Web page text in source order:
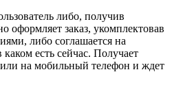
либо, получив
оформляет заказ, укомплектовав
либо соглашается на
есть сейчас. Получает
на мобильный телефон и ждет